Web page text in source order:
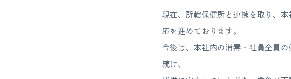
現在、所轄保健所と連携を取り、
応を進めております。
今後は、本社内の消毒・社員全員
続け、